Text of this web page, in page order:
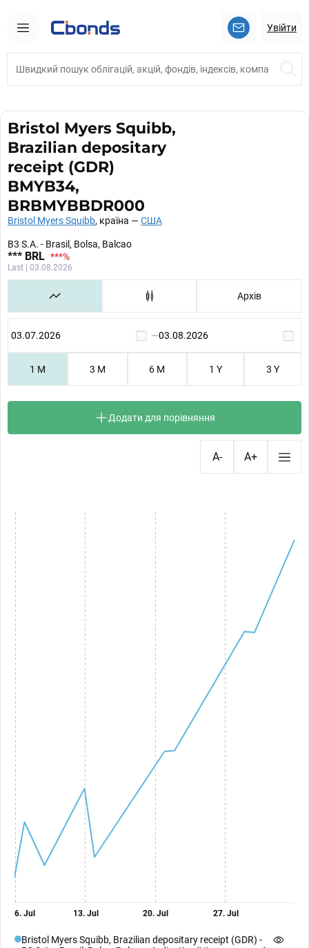
Увійти
Bristol Myers Squibb,
Brazilian depositary
receipt (GDR)
BMYB34,
BRBMYBBDR000
Bristol Myers Squibb, країна —США
B3 S.A. - Brasil, Bolsa, Balcao
*** BRL ***%
Last | 03.08.2026
Архів
—
1 M 3 M 6 M 1 Y 3 Y
Додати для порівняння
A- A+
6. Jul 13. Jul 20. Jul 27. Jul
Bristol Myers Squibb, Brazilian depositary receipt (GDR) -